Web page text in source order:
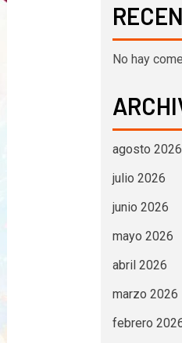
No hay
agosto 2026
julio 2026
junio 2026
mayo 2026
abril 2026
marzo 2026
febrero